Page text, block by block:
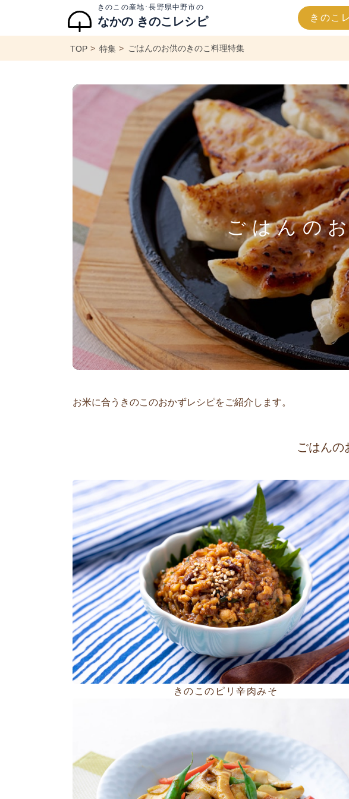
きのこの産地･長野県中野市の
なかの きのこレシピ きのこ
TOP 特集 ごはんのお供のきのこ料理特集
ごはんの
お米に合うきのこのおかずレシピをご紹介します。
ごはんの
きのこのピリ辛肉みそ